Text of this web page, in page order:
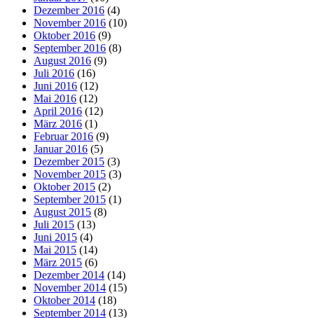
Dezember 2016 (4)
November 2016 (10)
Oktober 2016 (9)
September 2016 (8)
August 2016 (9)
Juli 2016 (16)
Juni 2016 (12)
Mai 2016 (12)
April 2016 (12)
März 2016 (1)
Februar 2016 (9)
Januar 2016 (5)
Dezember 2015 (3)
November 2015 (3)
Oktober 2015 (2)
September 2015 (1)
August 2015 (8)
Juli 2015 (13)
Juni 2015 (4)
Mai 2015 (14)
März 2015 (6)
Dezember 2014 (14)
November 2014 (15)
Oktober 2014 (18)
September 2014 (13)